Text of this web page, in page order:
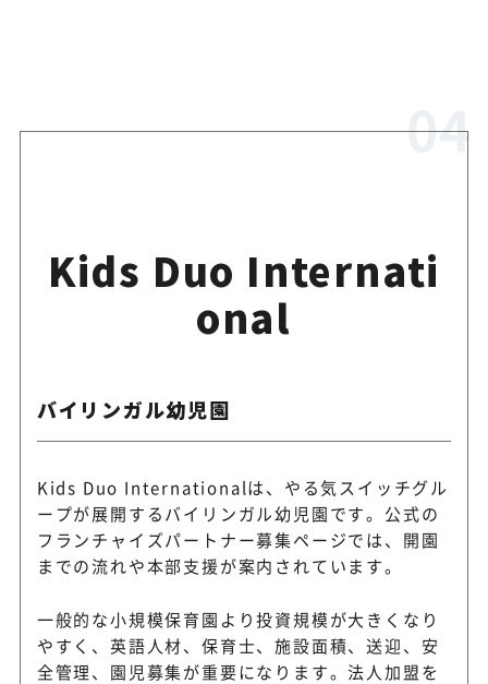
Kids Duo Internati
onal
バイリンガル幼児園
Kids Duo Internationalは、やる気スイッチグル
ープが展開するバイリンガル幼児園です。公式の
フランチャイズパートナー募集ページでは、開園
までの流れや本部支援が案内されています。
一般的な小規模保育園より投資規模が大きくなり
やすく、英語人材、保育士、施設面積、送迎、安
全管理、園児募集が重要になります。法人加盟を